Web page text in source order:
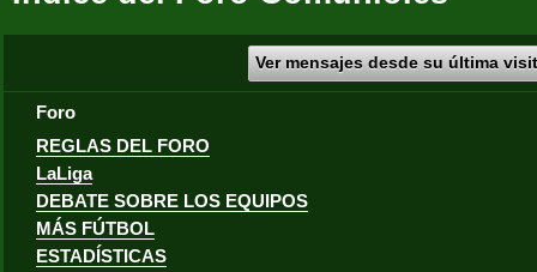
Ver mensajes desde su última
Foro
REGLAS DEL FORO
LaLiga
DEBATE SOBRE LOS EQUIPOS
MÁS FÚTBOL
ESTADÍSTICAS